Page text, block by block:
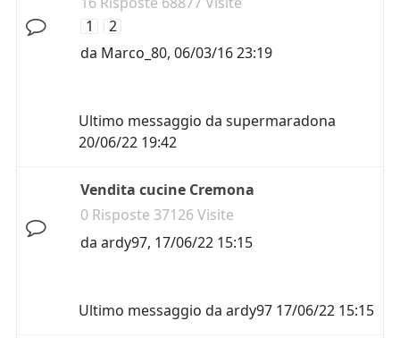
1
2
da Marco_80, 06/03/16 23:19
Ultimo messaggio da supermaradona
20/06/22 19:42
Vendita cucine Cremona
0 Risposte 37126 Visite
da ardy97, 17/06/22 15:15
Ultimo messaggio da ardy97 17/06/22 15:15